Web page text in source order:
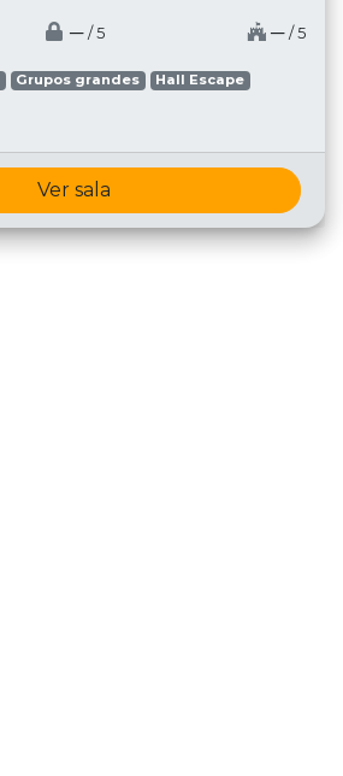
─ / 5 ─ / 5
Grupos grandes
Hall Escape
Ver sala